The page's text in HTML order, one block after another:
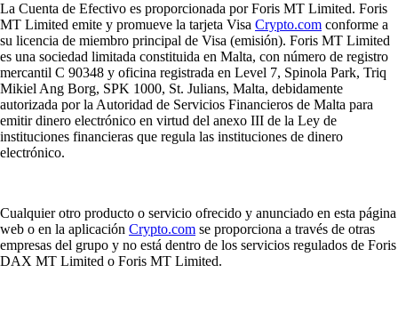
La Cuenta de Efectivo es proporcionada por Foris MT Limited. Foris
MT Limited emite y promueve la tarjeta Visa Crypto.com conforme a
su licencia de miembro principal de Visa (emisión). Foris MT Limited
es una sociedad limitada constituida en Malta, con número de registro
mercantil C 90348 y oficina registrada en Level 7, Spinola Park, Triq
Mikiel Ang Borg, SPK 1000, St. Julians, Malta, debidamente
autorizada por la Autoridad de Servicios Financieros de Malta para
emitir dinero electrónico en virtud del anexo III de la Ley de
instituciones financieras que regula las instituciones de dinero
electrónico.
Cualquier otro producto o servicio ofrecido y anunciado en esta página
web o en la aplicación Crypto.com se proporciona a través de otras
empresas del grupo y no está dentro de los servicios regulados de Foris
DAX MT Limited o Foris MT Limited.